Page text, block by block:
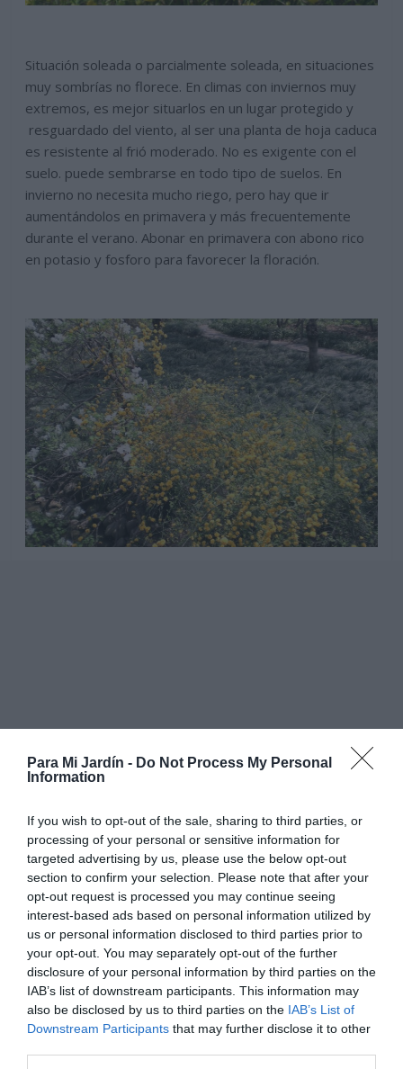
Para Mi Jardín - Do Not Process My Personal
Information
If you wish to opt-out of the sale, sharing to third parties, or
processing of your personal or sensitive information for
targeted advertising by us, please use the below opt-out
section to confirm your selection. Please note that after your
opt-out request is processed you may continue seeing
interest-based ads based on personal information utilized by
us or personal information disclosed to third parties prior to
your opt-out. You may separately opt-out of the further
disclosure of your personal information by third parties on the
IAB’s list of downstream participants. This information may
also be disclosed by us to third parties on the IAB’s List of
Downstream Participants that may further disclose it to other
Situación soleada o parcialmente soleada, en situaciones
muy sombrías no florece. En climas con inviernos muy
extremos, es mejor situarlos en un lugar protegido y
resguardado del viento, al ser una planta de hoja caduca
es resistente al frió moderado. No es exigente con el
suelo. puede sembrarse en todo tipo de suelos. En
invierno no necesita mucho riego, pero hay que ir
aumentándolos en primavera y más frecuentemente
durante el verano. Abonar en primavera con abono rico
en potasio y fosforo para favorecer la floración.
Podar la planta despues de la floración, si recortamos
algo las ramas que han florecido suelen volver a